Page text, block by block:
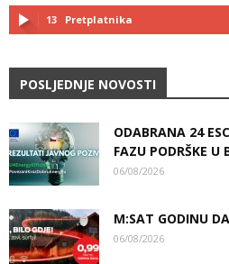
13 Pretplatnika
POSLJEDNJE NOVOSTI
ODABRANA 24
FAZU PODRŠKE U
06/08/2026
M:SAT GODINU
06/08/2026